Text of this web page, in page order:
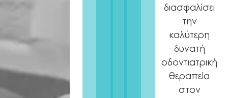
διασφαλίσει
την
καλύτερη
δυνατή
οδοντιατρική
θεραπεία
στον